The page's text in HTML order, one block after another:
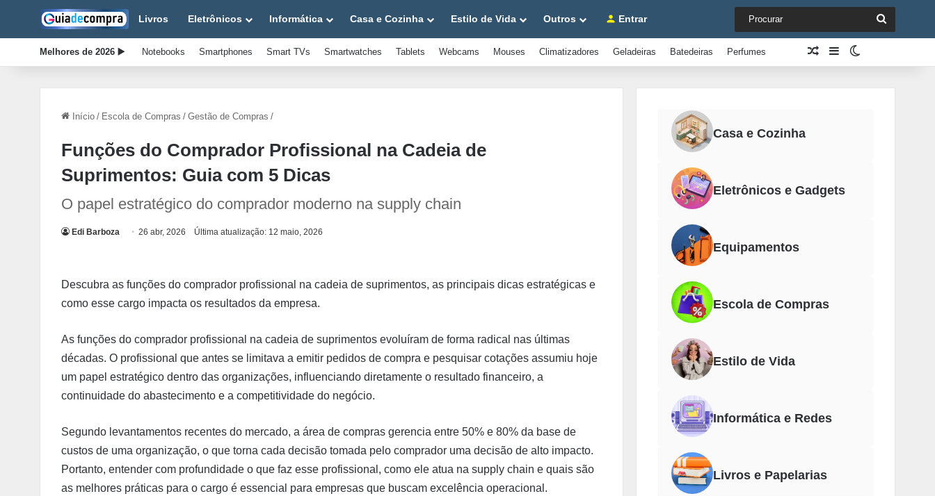
Livros Eletrônicos Informática Casa e Cozinha Estilo de Vida Outros Entrar
Melhores de 2026 ▶️ Notebooks Smartphones Smart TVs Smartwatches Tablets Webcams Mouses Climatizadores Geladeiras Batedeiras Perfumes Artigo aleatório
Barra Lateral
Início / Escola de Compras / Gestão de Compras /
Funções do Comprador Profissional na Cadeia de
Suprimentos: Guia com 5 Dicas
O papel estratégico do comprador moderno na supply chain
Edi Barboza 26 abr, 2026 Última atualização: 12 maio, 2026
Descubra as funções do comprador profissional na cadeia de suprimentos, as principais dicas estratégicas e
como esse cargo impacta os resultados da empresa.
As funções do comprador profissional na cadeia de suprimentos evoluíram de forma radical nas últimas
décadas. O profissional que antes se limitava a emitir pedidos de compra e pesquisar cotações assumiu hoje
um papel estratégico dentro das organizações, influenciando diretamente o resultado financeiro, a
continuidade do abastecimento e a competitividade do negócio.
Segundo levantamentos recentes do mercado, a área de compras gerencia entre 50% e 80% da base de
custos de uma organização, o que torna cada decisão tomada pelo comprador uma decisão de alto impacto.
Portanto, entender com profundidade o que faz esse profissional, como ele atua na supply chain e quais são
as melhores práticas para o cargo é essencial para empresas que buscam excelência operacional.
Casa e Cozinha
Eletrônicos e Gadgets
Equipamentos
Escola de Compras
Estilo de Vida
Informática e Redes
Livros e Papelarias